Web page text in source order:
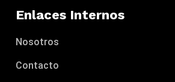
Enlaces Internos
Nosotros
Contacto